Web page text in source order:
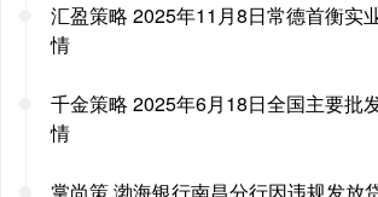
汇盈策略 2025年11月8日常德首衡实
情
千金策略 2025年6月18日全国主要批
情